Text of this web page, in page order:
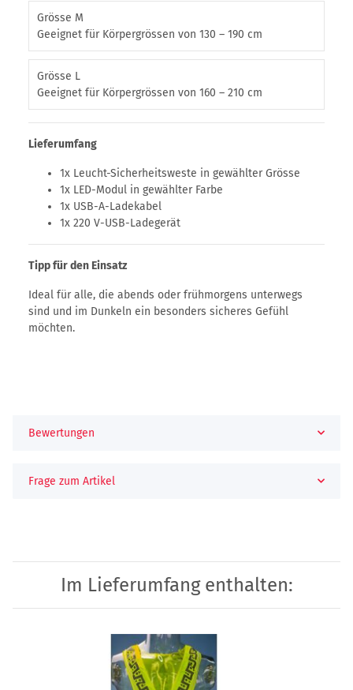
Grösse M
Geeignet für Körpergrössen von 130 – 190 cm
Grösse L
Geeignet für Körpergrössen von 160 – 210 cm
Lieferumfang
1x Leucht-Sicherheitsweste in gewählter Grösse
1x LED-Modul in gewählter Farbe
1x USB-A-Ladekabel
1x 220 V-USB-Ladegerät
Tipp für den Einsatz
Ideal für alle, die abends oder frühmorgens unterwegs
sind und im Dunkeln ein besonders sicheres Gefühl
möchten.
Bewertungen
Frage zum Artikel
Im Lieferumfang enthalten: